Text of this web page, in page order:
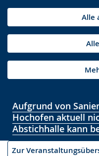
Alle
Aufgrund von
Hochofen aktuell
Abstichhalle kann
Zur